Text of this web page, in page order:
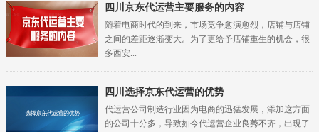
四川 京东代运营主要服务的内容
随着电商时代的到来，市场竞争愈演愈烈，店铺与店铺
之间的差距逐渐变大。为了更给予店铺重生的机会，很
多西安...
四川 选择京东代运营的优势
代运营公司制造行业因为电商的迅猛发展，添加这方面
的公司十分多，导致如今代运营企业良莠不齐，出現了